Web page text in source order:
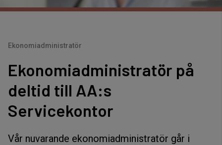
Ekonomiadministratör
Ekonomiadministratör på
deltid till AA:s
Servicekontor
Vår nuvarande ekonomiadministratör går i